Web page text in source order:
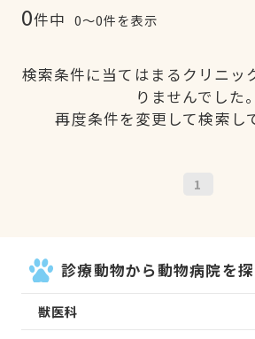
0件中 0〜0件を表示
検索条件に当てはまるクリニッ
りませんでした。
再度条件を変更して検索し
1
診療動物から動物病院を
獣医科